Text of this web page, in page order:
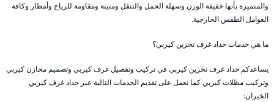
والمتميزة بأنها خفيفة الوزن وسهلة الحمل والتنقل ومتينة ومقاومة للرياح وأمطار وكافة
العوامل الطقس الخارجية.
ما هي خدمات حداد غرف تخزين كيربي؟
يساعدكم حداد غرف تخزين كيربي في تركيب وتفصيل غرف كيربي وتصميم مخازن كيربي
وتركيب مظلات كيربي كما نعمل على تقديم الخدمات التالية عبر حداد غرف كيربي
الخيران: